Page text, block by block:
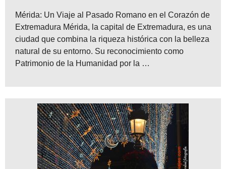
Mérida: Un Viaje al Pasado Romano en el Corazón de
Extremadura Mérida, la capital de Extremadura, es una
ciudad que combina la riqueza histórica con la belleza
natural de su entorno. Su reconocimiento como
Patrimonio de la Humanidad por la …